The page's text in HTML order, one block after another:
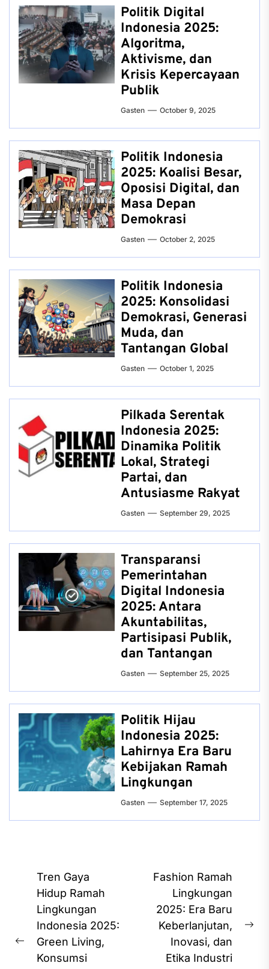
Politik Digital
Indonesia 2025:
Algoritma,
Aktivisme, dan
Krisis Kepercayaan
Publik
Gasten October 9, 2025
Politik Indonesia
2025: Koalisi Besar,
Oposisi Digital, dan
Masa Depan
Demokrasi
Gasten October 2, 2025
Politik Indonesia
2025: Konsolidasi
Demokrasi, Generasi
Muda, dan
Tantangan Global
Gasten October 1, 2025
Pilkada Serentak
Indonesia 2025:
Dinamika Politik
Lokal, Strategi
Partai, dan
Antusiasme Rakyat
Gasten September 29, 2025
Transparansi
Pemerintahan
Digital Indonesia
2025: Antara
Akuntabilitas,
Partisipasi Publik,
dan Tantangan
Gasten September 25, 2025
Politik Hijau
Indonesia 2025:
Lahirnya Era Baru
Kebijakan Ramah
Lingkungan
Gasten September 17, 2025
Post
navigation
Previous
post:
Tren Gaya
Hidup Ramah
Lingkungan
Indonesia 2025:
Green Living,
Konsumsi
Fashion Ramah
Lingkungan
2025: Era Baru
Keberlanjutan,
Inovasi, dan
Etika Industri